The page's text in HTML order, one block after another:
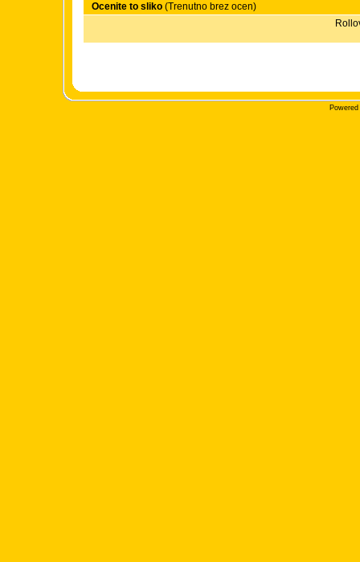
Ocenite to sliko(Trenutno brez ocen)